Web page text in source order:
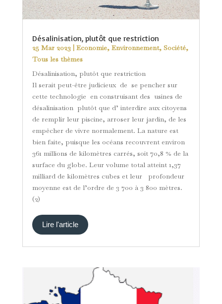
Désalinisation, plutôt que restriction
25 Mar 2023| Economie, Environnement, Société,
Tous les thèmes
Désalinisation, plutôt que restriction
Il serait peut-être judicieux de se pencher sur
cette technologie en construisant des usines de
désalinisation plutôt que d’ interdire aux citoyens
de remplir leur piscine, arroser leur jardin, de les
empêcher de vivre normalement. La nature est
bien faite, puisque les océans recouvrent environ
361 millions de kilomètres carrés, soit 70,8 % de la
surface du globe. Leur volume total atteint 1,37
milliard de kilomètres cubes et leur profondeur
moyenne est de l’ordre de 3 700 à 3 800 mètres.
(2)
Lire l'article